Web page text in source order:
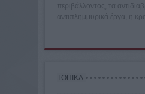
περιβάλλοντος, τα
αντιπλημμυρικά έργα, η
ΤΟΠΙΚΑ